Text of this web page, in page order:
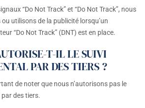
“Do Not Track” et “Do Not Track”, nous
utilisons de la publicité lorsqu’un
“Do Not Track” (DNT) est en place.
T-IL LE SUIVI
PAR DES TIERS ?
de noter que nous n’autorisons pas le
des tiers.